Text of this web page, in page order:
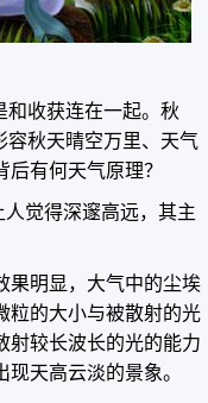
和收获连在一起。秋
容秋天晴空万里、天气
有何天气原理？
人觉得深邃高远，其主
果明显，大气中的尘埃
粒的大小与被散射的光
射较长波长的光的能力
天高云淡的景象。